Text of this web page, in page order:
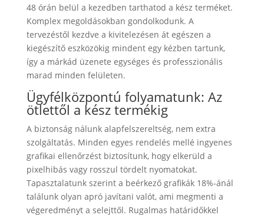
48 órán belül a kezedben tarthatod a kész terméket.
Komplex megoldásokban gondolkodunk. A
tervezéstől kezdve a kivitelezésen át egészen a
kiegészítő eszközökig mindent egy kézben tartunk,
így a márkád üzenete egységes és professzionális
marad minden felületen.
Ügyfélközpontú folyamatunk: Az
ötlettől a kész termékig
A biztonság nálunk alapfelszereltség, nem extra
szolgáltatás. Minden egyes rendelés mellé ingyenes
grafikai ellenőrzést biztosítunk, hogy elkerüld a
pixelhibás vagy rosszul tördelt nyomatokat.
Tapasztalatunk szerint a beérkező grafikák 18%-ánál
találunk olyan apró javítani valót, ami megmenti a
végeredményt a selejttől. Rugalmas határidőkkel